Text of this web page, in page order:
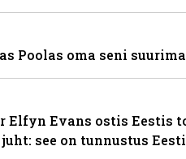
Poolas oma seni
Elfyn Evans ostis Eestis
see on tunnustus